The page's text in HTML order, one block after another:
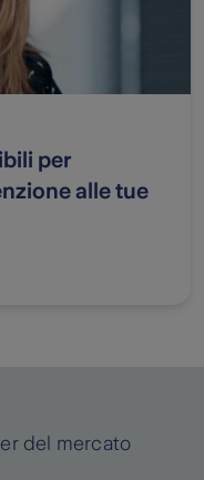
per
alle tue
del mercato